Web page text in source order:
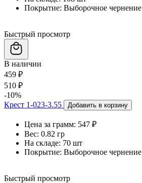
Покрытие: Выборочное чернение
Быстрый просмотр
В наличии
459 ₽
510 ₽
-10%
Крест 1-023-3.55
Добавить в корзину
Цена за грамм: 547 ₽
Вес: 0.82 гр
На складе: 70 шт
Покрытие: Выборочное чернение
Быстрый просмотр